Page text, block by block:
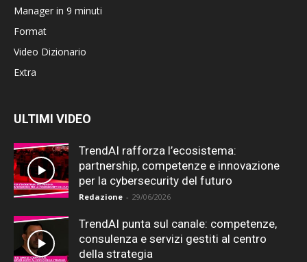
Manager in 9 minuti
Format
Video Dizionario
Extra
ULTIMI VIDEO
TrendAI rafforza l’ecosistema:
partnership, competenze e innovazione
per la cybersecurity del futuro
Redazione - 29/06/2026
TrendAI punta sul canale: competenze,
consulenza e servizi gestiti al centro
della strategia